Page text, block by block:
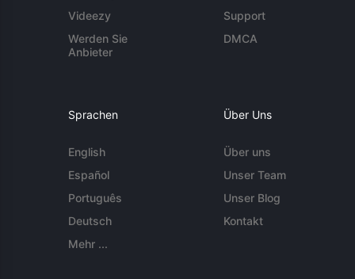
Videezy
Werden Sie
Anbieter
Support
DMCA
Sprachen
English
Español
Português
Deutsch
Mehr ...
Über Uns
Über uns
Unser Team
Unser Blog
Kontakt